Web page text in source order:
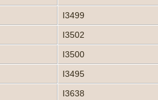
I3499
I3502
I3500
I3495
I3638